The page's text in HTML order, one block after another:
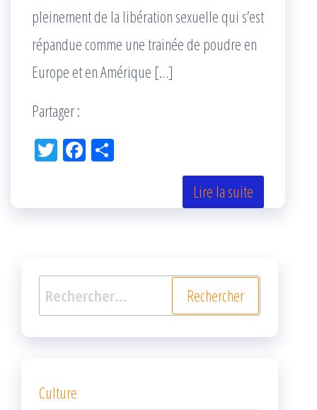
pleinement de la libération sexuelle qui s’est
répandue comme une trainée de poudre en
Europe et en Amérique […]
Partager :
Tw Fac
k r
Lire la suite
Rechercher :
Culture